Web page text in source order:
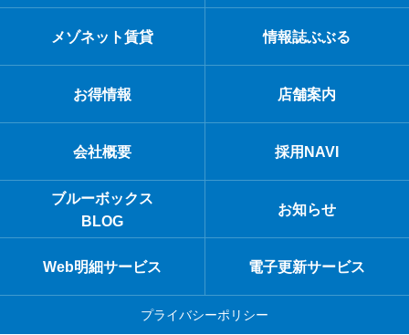
メゾネット賃貸 情報誌ぶぶる
お得情報 店舗案内
会社概要 採用NAVI
ブルーボックス
BLOG
お知らせ
Web明細サービス 電子更新サービス
プライバシーポリシー